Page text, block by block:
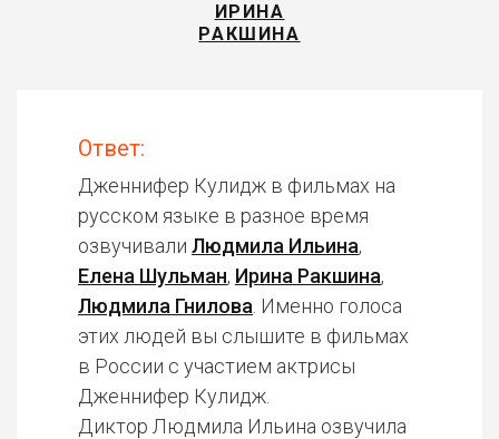
ИРИНА
РАКШИНА
Ответ:
Дженнифер Кулидж в фильмах на
русском языке в разное время
озвучивали Людмила Ильина,
Елена Шульман, Ирина Ракшина,
Людмила Гнилова . Именно голоса
этих людей вы слышите в фильмах
в России с участием актрисы
Дженнифер Кулидж.
Диктор Людмила Ильина озвучила